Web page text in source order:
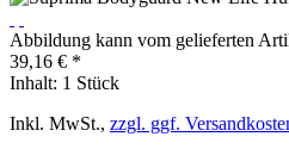
Abbildung kann vom gelieferten
39,16 € *
Inhalt: 1 Stück
Inkl. MwSt., zzgl. ggf.